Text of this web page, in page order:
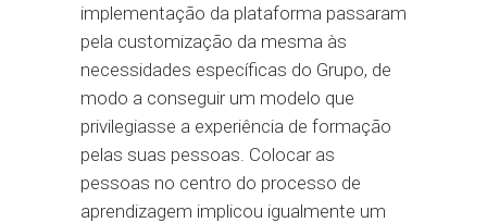
implementação da plataforma passaram
pela customização da mesma às
necessidades específicas do Grupo, de
modo a conseguir um modelo que
privilegiasse a experiência de formação
pelas suas pessoas. Colocar as
pessoas no centro do processo de
aprendizagem implicou igualmente um